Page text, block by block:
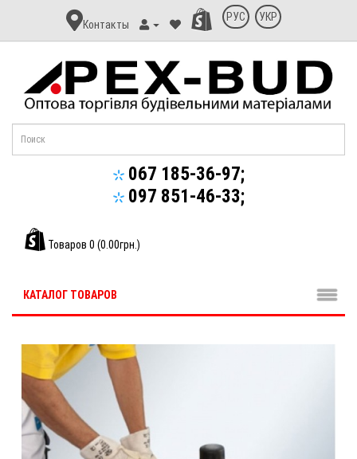
Контакт
Апекс-
Контакты
РУС УКР
067 185-36-97;
097 851-46-33;
Товаров 0 (0.00грн.)
КАТАЛОГ ТОВАРОВ